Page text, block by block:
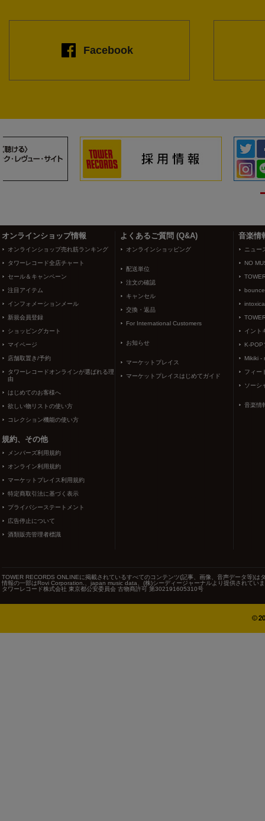
Facebook
オンラインショップ情報
オンラインショップ売れ筋ランキング
タワーレコード全店チャート
セール＆キャンペーン
注目アイテム
インフォメーションメール
新規会員登録
ショッピングカート
マイページ
店舗取置き/予約
タワーレコードオンラインが選ばれる理
由
はじめてのお客様へ
欲しい物リストの使い方
コレクション機能の使い方
規約、その他
メンバーズ利用規約
オンライン利用規約
マーケットプレイス利用規約
特定商取引法に基づく表示
プライバシーステートメント
広告停止について
酒類販売管理者標識
よくあるご質問 (Q&A)
オンラインショッピング
配送単位
注文の確認
キャンセル
交換・返品
For International Customers
お知らせ
マーケットプレイス
マーケットプレイスはじめてガイド
音楽情
ニュー
NO
bounce
イント
K-POP
Mikiki -
フィー
ソーシ
音楽情
TOWER RECORDS ONLINEに掲載されているすべてのコンテンツ(記事、画像、音声データ等)
情報の一部はRovi Corporation.、japan music data、(株)シーディージャーナルより提供されてい
タワーレコード株式会社 東京都公安委員会 古物商許可 第302191605310号